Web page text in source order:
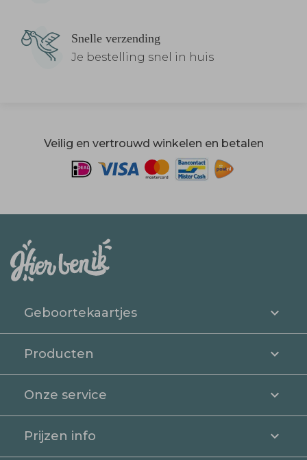
Snelle verzending
Je bestelling snel in huis
Veilig en vertrouwd winkelen en betalen
Geboortekaartjes
Producten
Onze service
Prijzen info